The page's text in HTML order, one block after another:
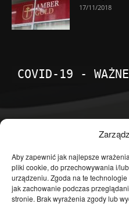
Aby zapewnić jak najlepsze
pliki cookie, do przechowywania i/
urządzeniu. Zgoda na te
jak zachowanie podczas
stronie. Brak wyrażenia zgody lub
17/11/2018
COVID-19 - WAŻNE
Temat dnia
Publicystyka
Polityka